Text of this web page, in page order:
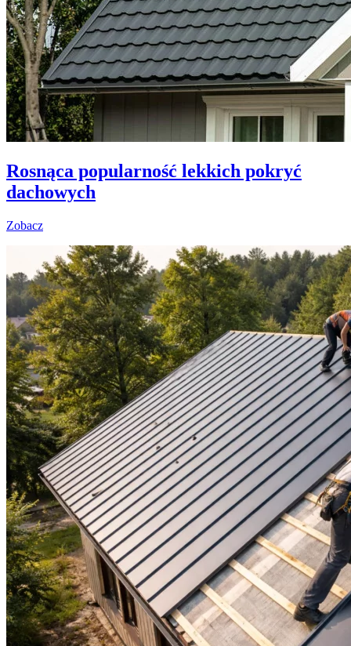
Rosnąca popularność lekkich pokryć
dachowych
Zobacz